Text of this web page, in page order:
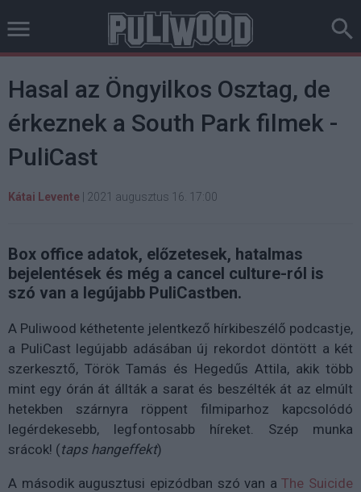
Hasal az Öngyilkos Osztag, de
érkeznek a South Park filmek -
PuliCast
Kátai Levente 2021 augusztus 16. 17:00
Box office adatok, előzetesek, hatalmas
bejelentések és még a cancel culture-ról is
szó van a legújabb PuliCastben.
A Puliwood kéthetente jelentkező hírkibeszélő podcastje,
a PuliCast legújabb adásában új rekordot döntött a két
szerkesztő, Török Tamás és Hegedűs Attila, akik több
mint egy órán át állták a sarat és beszélték át az elmúlt
hetekben szárnyra röppent filmiparhoz kapcsolódó
legérdekesebb, legfontosabb híreket. Szép munka
srácok! (taps hangeffekt)
A második augusztusi epizódban szó van aThe Suicide